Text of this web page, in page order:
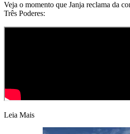
Veja o momento que Janja reclama da
Três Poderes:
Leia Mais